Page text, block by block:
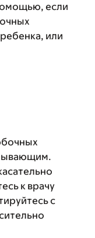
если
или
к врачу
с